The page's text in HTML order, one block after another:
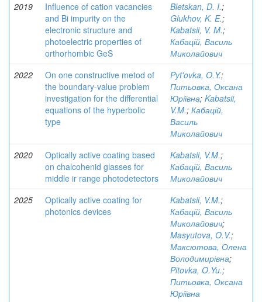
2019
Influence of cation vacancies
and Bi impurity on the
electronic structure and
photoelectric properties of
orthorhombic GeS
Bletskan, D. I.;
Glukhov, K. E.;
Kabatsii, V. M.;
Кабацій, Василь
Миколайович
2022
On one constructive metod of
the boundary-value problem
investigation for the differential
equations of the hyperbolic
type
Pyt'ovka, O.Y.;
Питьовка, Оксана
Юріївна; Kabatsii,
V.M.; Кабацій,
Василь
Миколайович
2020
Optically active coating based
on chalcohenid glasses for
middle ir range photodetectors
Kabatsii, V.M.;
Кабацій, Василь
Миколайович
2025
Optically active coating for
photonics devices
Kabatsii, V.M.;
Кабацій, Василь
Миколайович;
Masyutova, O.V.;
Максютова, Олена
Володимирівна;
Pitovka, O.Yu.;
Питьовка, Оксана
Юріївна